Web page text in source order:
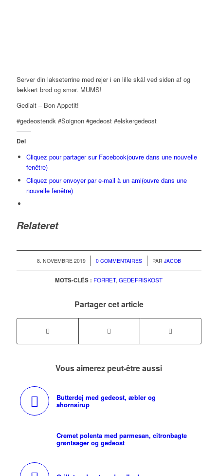
Server din lakseterrine med rejer i en lille skål ved siden af og
lækkert brød og smør. MUMS!
Gedialt – Bon Appetit!
#gedeostendk #Soignon #gedeost #elskergedeost
Del
Cliquez pour partager sur Facebook(ouvre dans une nouvelle
fenêtre)
Cliquez pour envoyer par e-mail à un ami(ouvre dans une
nouvelle fenêtre)
Relateret
8. NOVEMBRE 2019
/ 0 COMMENTAIRES
/ PAR JACOB
MOTS-CLÉS : FORRET,GEDEFRISKOST
Partager cet article
Vous aimerez peut-être aussi
Butterdej med gedeost, æbler og
ahornsirup
Cremet polenta med parmesan, citronbagte
grøntsager og gedeost